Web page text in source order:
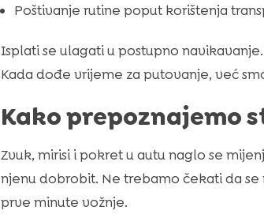
Poštivanje rutine poput korištenja
Isplati se ulagati u postupno
Kada dođe vrijeme za putovanje, već
Kako prepoznajemo
Zvuk, mirisi i pokret u autu naglo se
njenu dobrobit. Ne trebamo čekati da
prve minute vožnje.